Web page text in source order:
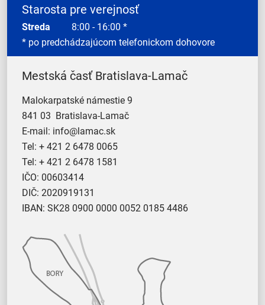
Starosta pre verejnosť
Streda 8:00 - 16:00 *
* po predchádzajúcom telefonickom dohovore
Mestská časť Bratislava-Lamač
Malokarpatské námestie 9
841 03 Bratislava-Lamač
E-mail: info@lamac.sk
Tel: + 421 2 6478 0065
Tel: + 421 2 6478 1581
IČO: 00603414
DIČ: 2020919131
IBAN: SK28 0900 0000 0052 0185 4486